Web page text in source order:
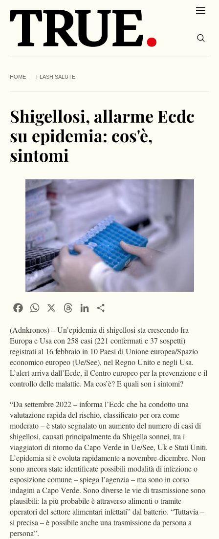
HOME FLASH SALUTE
Shigellosi, allarme Ecdc
su epidemia: cos'è,
sintomi
FacebookWhatsApp ThreadsLinkedIn
(Adnkronos) – Un’epidemia di shigellosi sta crescendo fra
Europa e Usa con 258 casi (221 confermati e 37 sospetti)
registrati al 16 febbraio in 10 Paesi di Unione europea/Spazio
economico europeo (Ue/See), nel Regno Unito e negli Usa.
L’alert arriva dall’Ecdc, il Centro europeo per la prevenzione e il
controllo delle malattie. Ma cos’è? E quali son i sintomi?
“Da settembre 2022 – informa l’Ecdc che ha condotto una
valutazione rapida del rischio, classificato per ora come
moderato – è stato segnalato un aumento del numero di casi di
shigellosi, causati principalmente da Shigella sonnei, tra i
viaggiatori di ritorno da Capo Verde in Ue/See, Uk e Stati Uniti.
L’epidemia si è evoluta rapidamente a novembre-dicembre. Non
sono ancora state identificate possibili modalità di infezione o
esposizione comune – spiega l’agenzia – ma sono in corso
indagini a Capo Verde. Sono diverse le vie di trasmissione sono
plausibili: la più probabile è attraverso alimenti o tramite
operatori del settore alimentari infettati” dal batterio. “Tuttavia –
si precisa – è possibile anche una trasmissione da persona a
persona”.